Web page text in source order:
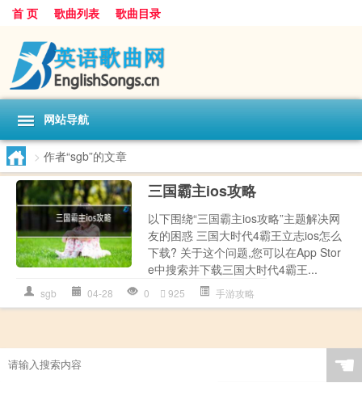
首 页 歌曲列表 歌曲目录
网站导航
> 作者“sgb”的文章
三国霸主ios攻略
以下围绕“三国霸主ios攻略”主题解决网
友的困惑 三国大时代4霸王立志ios怎么
下载? 关于这个问题,您可以在App Stor
e中搜索并下载三国大时代4霸王...
sgb 04-28 0 925 手游攻略
☚